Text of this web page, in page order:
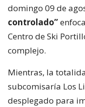
domingo 09 de
controlado”
Centro de Ski
complejo.
Mientras, la
subcomisaría Los
desplegado para